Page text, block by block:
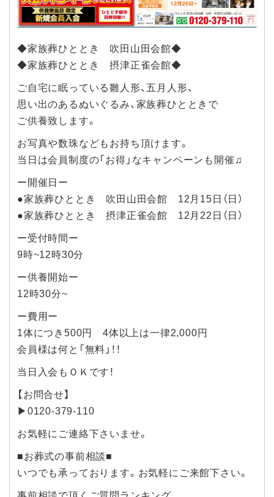
◆家族葬ひととき 吹田山田会館◆
◆家族葬ひととき 摂津正雀会館◆
ご自宅に眠っている雛人形、五月人形、
思い出のあるぬいぐるみ、家族葬ひとときで
ご供養致します。
お写真や数珠などもお持ち頂けます。
当日は会員制度の「お得」なキャンペーンも開催♫
ー開催日ー
●家族葬ひととき 吹田山田会館 12月15日（日）
●家族葬ひととき 摂津正雀会館 12月22日（日）
ー受付時間ー
9時~12時30分
ー供養開始ー
12時30分~
ー費用ー
1体につき500円 4体以上は一律2,000円
会員様は何と「無料」！！
当日入会もＯＫです！
【お問合せ】
▶0120-379-110
お気軽にご連絡下さいませ。
■お葬式の事前相談■
いつでも承っております。お気軽にご来館下さい。